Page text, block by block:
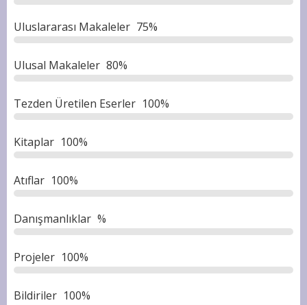
Uluslararası Makaleler 75%
Ulusal Makaleler 80%
Tezden Üretilen Eserler 100%
Kitaplar 100%
Atıflar 100%
Danışmanlıklar %
Projeler 100%
Bildiriler 100%